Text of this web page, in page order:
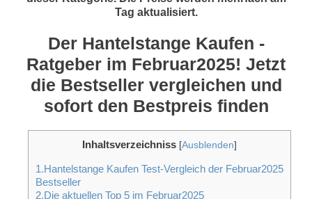
Tag aktualisiert.
Der Hantelstange Kaufen -
Ratgeber im Februar2025! Jetzt
die Bestseller vergleichen und
sofort den Bestpreis finden
Inhaltsverzeichniss [Ausblenden]
1.Hantelstange Kaufen Test-Vergleich der Februar2025
Bestseller
2.Die aktuellen Top 5 im Februar2025